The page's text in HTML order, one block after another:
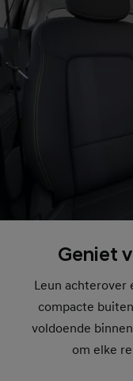
Geniet
Leun achterover
compacte
voldoende
om elke